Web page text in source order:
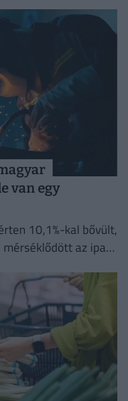
van egy
10,1%-kal bővült,
az ipari